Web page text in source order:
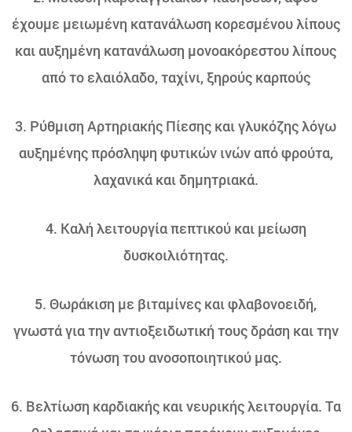
έχουμε μειωμένη κατανάλωση κορεσμένου λίπους
και αυξημένη κατανάλωση μονοακόρεστου λίπους
από το ελαιόλαδο, ταχίνι, ξηρούς καρπούς
3. Ρύθμιση Αρτηριακής Πίεσης και γλυκόζης λόγω
αυξημένης πρόσληψη φυτικών ινών από φρούτα,
λαχανικά και δημητριακά.
4. Καλή λειτουργία πεπτικού και μείωση
δυσκοιλιότητας.
5. Θωράκιση με βιταμίνες και φλαβονοειδή,
γνωστά για την αντιοξειδωτική τους δράση και την
τόνωση του ανοσοποιητικού μας.
6. Βελτίωση καρδιακής και νευρικής λειτουργία. Tα